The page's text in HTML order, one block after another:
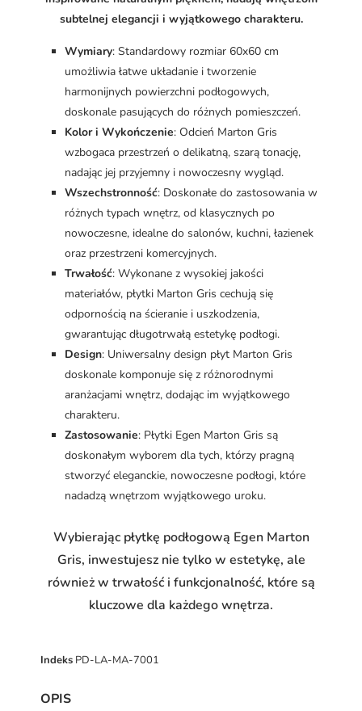
subtelnej elegancji i wyjątkowego charakteru.
Wymiary: Standardowy rozmiar 60x60 cm
umożliwia łatwe układanie i tworzenie
harmonijnych powierzchni podłogowych,
doskonale pasujących do różnych pomieszczeń.
Kolor i Wykończenie: Odcień Marton Gris
wzbogaca przestrzeń o delikatną, szarą tonację,
nadając jej przyjemny i nowoczesny wygląd.
Wszechstronność: Doskonałe do zastosowania w
różnych typach wnętrz, od klasycznych po
nowoczesne, idealne do salonów, kuchni, łazienek
oraz przestrzeni komercyjnych.
Trwałość: Wykonane z wysokiej jakości
materiałów, płytki Marton Gris cechują się
odpornością na ścieranie i uszkodzenia,
gwarantując długotrwałą estetykę podłogi.
Design: Uniwersalny design płyt Marton Gris
doskonale komponuje się z różnorodnymi
aranżacjami wnętrz, dodając im wyjątkowego
charakteru.
Zastosowanie: Płytki Egen Marton Gris są
doskonałym wyborem dla tych, którzy pragną
stworzyć eleganckie, nowoczesne podłogi, które
nadadzą wnętrzom wyjątkowego uroku.
Wybierając płytkę podłogową Egen Marton
Gris, inwestujesz nie tylko w estetykę, ale
również w trwałość i funkcjonalność, które są
kluczowe dla każdego wnętrza.
Indeks PD-LA-MA-7001
OPIS